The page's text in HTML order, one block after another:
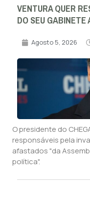
VENTURA QUER
DO SEU
Agosto 5, 2026
O presidente do
responsáveis pela
afastados "da
política".